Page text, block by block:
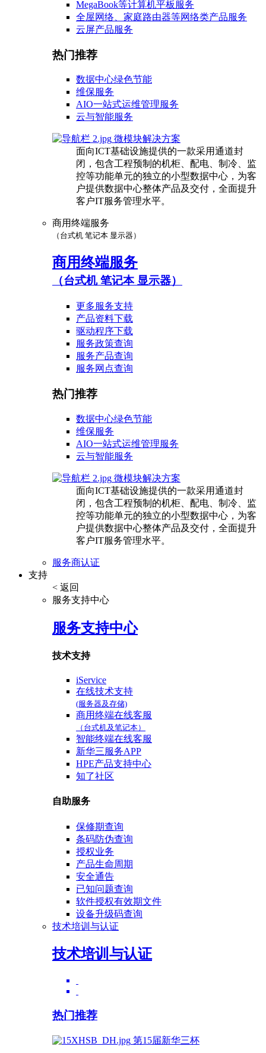
MegaBook等计算机平板服务
全屋网络、家庭路由器等网络类产品服务
云屏产品服务
热门推荐
数据中心绿色节能
维保服务
AIO一站式运维管理服务
云与智能服务
微模块解决方案
面向ICT基础设施提供的一款采用通道封
闭，包含工程预制的机柜、配电、制冷、监
控等功能单元的独立的小型数据中心，为客
户提供数据中心整体产品及交付，全面提升
客户IT服务管理水平。
商用终端服务
（台式机 笔记本 显示器）
商用终端服务
（台式机 笔记本 显示器）
更多服务支持
产品资料下载
驱动程序下载
服务政策查询
服务产品查询
服务网点查询
热门推荐
数据中心绿色节能
维保服务
AIO一站式运维管理服务
云与智能服务
微模块解决方案
面向ICT基础设施提供的一款采用通道封
闭，包含工程预制的机柜、配电、制冷、监
控等功能单元的独立的小型数据中心，为客
户提供数据中心整体产品及交付，全面提升
客户IT服务管理水平。
服务商认证
支持
< 返回
服务支持中心
服务支持中心
技术支持
iService
在线技术支持
(服务器及存储)
商用终端在线客服
（台式机及笔记本）
智能终端在线客服
新华三服务APP
HPE产品支持中心
知了社区
自助服务
保修期查询
条码防伪查询
授权业务
产品生命周期
安全通告
已知问题查询
软件授权有效期文件
设备升级码查询
技术培训与认证
技术培训与认证
热门推荐
第15届新华三杯